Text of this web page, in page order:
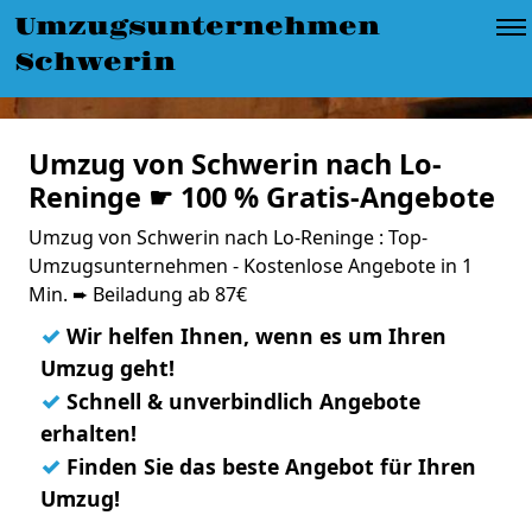
Umzugsunternehmen
Schwerin
Umzug von Schwerin nach Lo-
Reninge ☛ 100 % Gratis-Angebote
Umzug von Schwerin nach Lo-Reninge : Top-
Umzugsunternehmen - Kostenlose Angebote in 1
Min. ➨ Beiladung ab 87€
✓ Wir helfen Ihnen, wenn es um Ihren
Umzug geht!
✓ Schnell & unverbindlich Angebote
erhalten!
✓ Finden Sie das beste Angebot für Ihren
Umzug!